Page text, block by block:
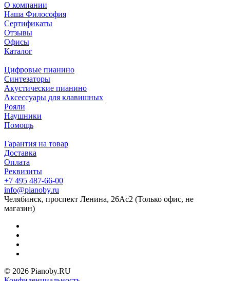
О компании
Наша Философия
Сертификаты
Отзывы
Офисы
Каталог
Цифровые пианино
Синтезаторы
Акустические пианино
Аксессуары для клавишных
Рояли
Наушники
Помощь
Гарантия на товар
Доставка
Оплата
Реквизиты
+7 495 487-66-00
info@pianoby.ru
Челябинск, проспект Ленина, 26Ас2 (Только офис, не
магазин)
© 2026 Pianoby.RU